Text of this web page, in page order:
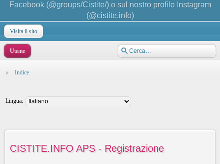
Facebook (@groups/Cistite/) o sul nostro profilo Instagram
(@cistite.info)
Visita il sito
Utente
Indice
Lingua:
CISTITE.INFO APS - Registrazione